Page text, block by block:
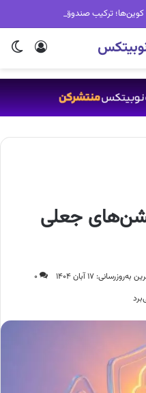
ورود
جعلی
به‌روزرسانی: ۱۷ آبان ۱۴۰۴
۰